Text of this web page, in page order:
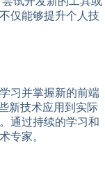
仅能够提升个人技
习并掌握新的前端
新技术应用到实际
通过持续的学习和
专家。